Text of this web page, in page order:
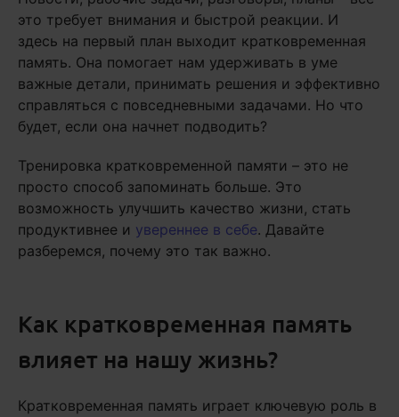
это требует внимания и быстрой реакции. И
здесь на первый план выходит кратковременная
память. Она помогает нам удерживать в уме
важные детали, принимать решения и эффективно
справляться с повседневными задачами. Но что
будет, если она начнет подводить?
Тренировка кратковременной памяти – это не
просто способ запоминать больше. Это
возможность улучшить качество жизни, стать
продуктивнее и увереннее в себе. Давайте
разберемся, почему это так важно.
Как кратковременная память
влияет на нашу жизнь?
Кратковременная память играет ключевую роль в